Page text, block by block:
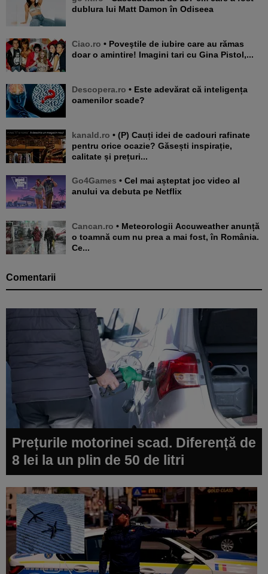
dublura lui Matt Damon în Odiseea
Ciao.ro • Poveştile de iubire care au rămas
doar o amintire! Imagini tari cu Gina Pistol,...
Descopera.ro • Este adevărat că inteligența
oamenilor scade?
kanald.ro • (P) Cauți idei de cadouri rafinate
pentru orice ocazie? Găsești inspirație,
calitate și prețuri...
Go4Games • Cel mai așteptat joc video al
anului va debuta pe Netflix
Cancan.ro • Meteorologii Accuweather anunță
o toamnă cum nu prea a mai fost, în România.
Ce...
Comentarii
Prețurile motorinei scad. Diferență de
8 lei la un plin de 50 de litri